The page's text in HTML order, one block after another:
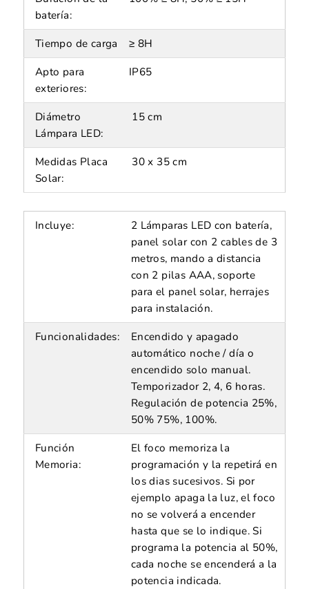
batería:
Tiempo de carga ≥ 8H
Apto para
exteriores:
IP65
Diámetro
Lámpara LED:
15 cm
Medidas Placa
Solar:
30 x 35 cm
Incluye:
2 Lámparas LED con batería,
panel solar con 2 cables de 3
metros, mando a distancia
con 2 pilas AAA, soporte
para el panel solar, herrajes
para instalación.
Funcionalidades:
Encendido y apagado
automático noche / día o
encendido solo manual.
Temporizador 2, 4, 6 horas.
Regulación de potencia 25%,
50% 75%, 100%.
Función
Memoria:
El foco memoriza la
programación y la repetirá en
los dias sucesivos. Si por
ejemplo apaga la luz, el foco
no se volverá a encender
hasta que se lo indique. Si
programa la potencia al 50%,
cada noche se encenderá a la
potencia indicada.